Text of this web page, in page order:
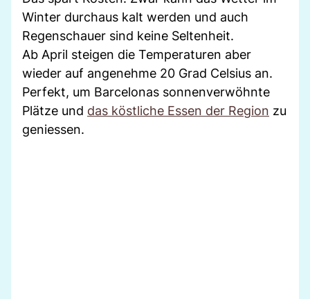
Winter durchaus kalt werden und auch
Regenschauer sind keine Seltenheit.
Ab April steigen die Temperaturen aber
wieder auf angenehme 20 Grad Celsius an.
Perfekt, um Barcelonas sonnenverwöhnte
Plätze und das köstliche Essen der Region zu
geniessen.